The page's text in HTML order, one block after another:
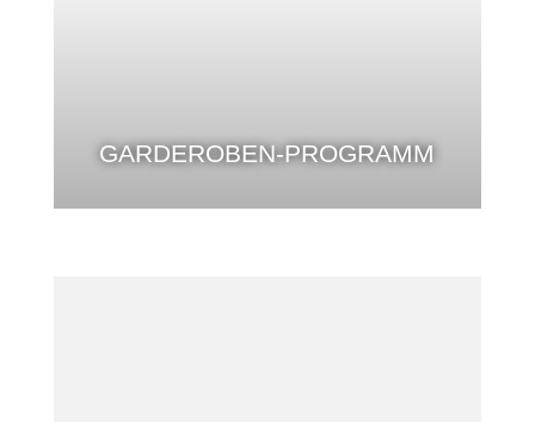
GARDEROBEN-PROGRAMM